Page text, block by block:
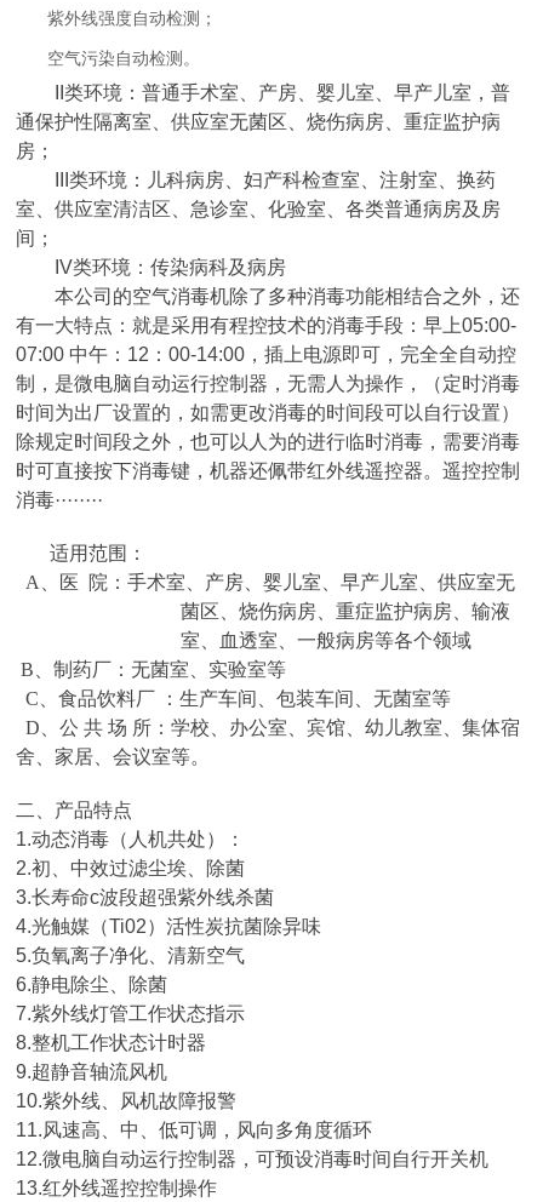
紫外线强度自动检测；
空气污染自动检测。
II类环境：普通手术室、产房、婴儿室、早产儿室，普
通保护性隔离室、供应室无菌区、烧伤病房、重症监护病
房；
III类环境：儿科病房、妇产科检查室、注射室、换药
室、供应室清洁区、急诊室、化验室、各类普通病房及房
间；
IV类环境：传染病科及病房
本公司的空气消毒机除了多种消毒功能相结合之外，还
有一大特点：就是采用有程控技术的消毒手段：早上05:00-
07:00 中午： 12 ：00-14:00 ，插上电源即可，完全全自动控
制，是微电脑自动运行控制器，无需人为操作，（定时消毒
时间为出厂设置的，如需更改消毒的时间段可以自行设置）
除规定时间段之外，也可以人为的进行临时消毒，需要消毒
时可直接按下消毒键，机器还佩带红外线遥控器。遥控控制
消毒········
适用范围：
A
、医
院：手术室、产房、婴儿室、早产儿室、供应室无
菌区、烧伤病房、重症监护病房、输液
室、血透室、一般病房等各个领域
B 、制药厂：无菌室、实验室等
C 、食品饮料厂 ：生产车间、包装车间、无菌室等
D 、公 共 场 所：学校、办公室、宾馆、幼儿教室、集体宿
舍、家居、会议室等。
二、产品特点
1.动态消毒（人机共处）：
2.初、中效过滤尘埃、除菌
3.长寿命c波段超强紫外线杀菌
4.光触媒（Ti02）活性炭抗菌除异味
5.负氧离子净化、清新空气
6.静电除尘、除菌
7.紫外线灯管工作状态指示
8.整机工作状态计时器
9.超静音轴流风机
10.紫外线、风机故障报警
11.风速高、中、低可调，风向多角度循环
12.微电脑自动运行控制器，可预设消毒时间自行开关机
13.红外线遥控控制操作